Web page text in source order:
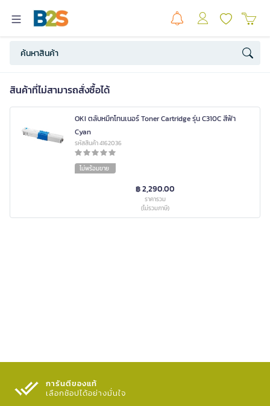
สินค้าที่ไม่สามารถสั่งซื้อได้
OKI ตลับหมึกโทนเนอร์ Toner Cartridge รุ่น C310C สีฟ้า
Cyan
รหัสสินค้า 4162036
ไม่พร้อมขาย
฿ 2,290.00
ราคารวม
(ไม่รวมภาษี)
การันตีของแท้
เลือกช้อปได้อย่างมั่นใจ​